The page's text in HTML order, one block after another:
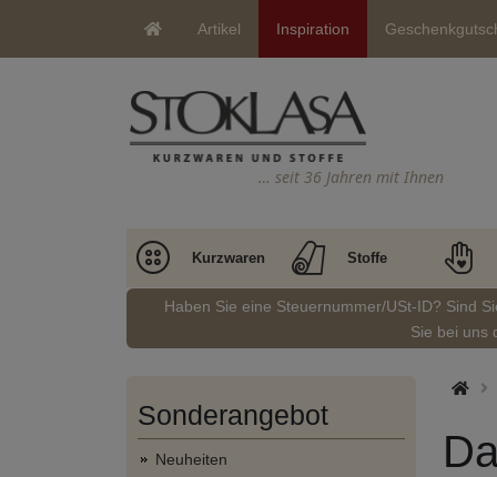
Artikel Inspiration
… seit 36 Jahren mit Ihnen
Kurzwaren Stoffe
Haben Sie eine Steuernummer/USt-ID? Sind
Sie bei uns
Sonderangebot
Neuheiten